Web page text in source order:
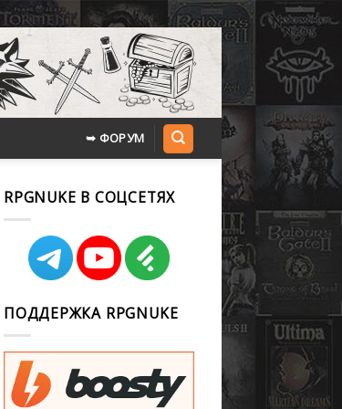
➥ ФОРУМ
RPGNUKE В СОЦСЕТЯХ
ПОДДЕРЖКА RPGNUKE